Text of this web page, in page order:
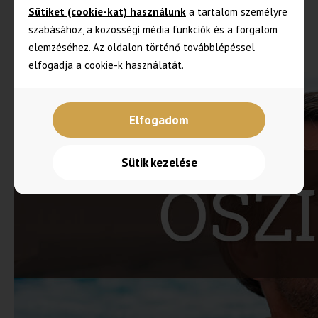
A csomag ára: 26 900 Ft / fő (2 fő foglalása esetén)
Érdeklődni:06 (30) 456-0814
Sütiket (cookie-kat) használunk a tartalom személyre
szabásához, a közösségi média funkciók és a forgalom
elemzéséhez. Az oldalon történő továbblépéssel
elfogadja a cookie-k használatát.
Sütik kezelése
Elfogadom